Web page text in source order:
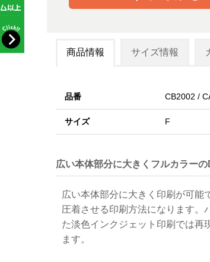
商品情報 サイズ情報
品番 CB2002 /
サイズ F
広い本体部分に大きくフルカラー
広い本体部分に大きく印刷が可能
圧着させる印刷方法になります。
た淡色インクジェット印刷では再
ます。